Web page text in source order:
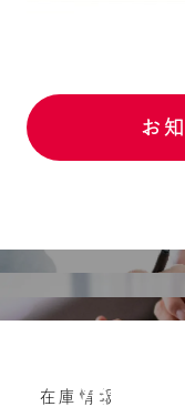
お
購入の流れ
よくいただ
Vehicle
在庫情報